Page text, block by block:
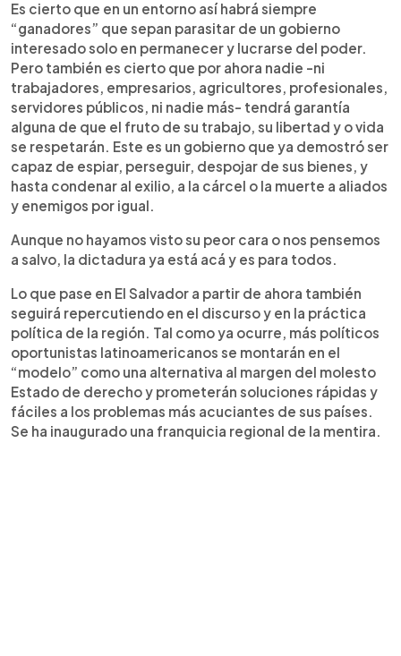
Es cierto que en un entorno así habrá siempre
“ganadores” que sepan parasitar de un gobierno
interesado solo en permanecer y lucrarse del poder.
Pero también es cierto que por ahora nadie -ni
trabajadores, empresarios, agricultores, profesionales,
servidores públicos, ni nadie más- tendrá garantía
alguna de que el fruto de su trabajo, su libertad y o vida
se respetarán. Este es un gobierno que ya demostró ser
capaz de espiar, perseguir, despojar de sus bienes, y
hasta condenar al exilio, a la cárcel o la muerte a aliados
y enemigos por igual.
Aunque no hayamos visto su peor cara o nos pensemos
a salvo, la dictadura ya está acá y es para todos.
Lo que pase en El Salvador a partir de ahora también
seguirá repercutiendo en el discurso y en la práctica
política de la región. Tal como ya ocurre, más políticos
oportunistas latinoamericanos se montarán en el
“modelo” como una alternativa al margen del molesto
Estado de derecho y prometerán soluciones rápidas y
fáciles a los problemas más acuciantes de sus países.
Se ha inaugurado una franquicia regional de la mentira.